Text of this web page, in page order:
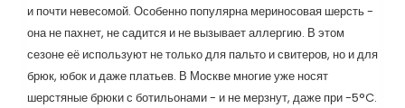
и почти невесомой. Особенно популярна мериносовая шерсть -
она не пахнет, не садится и не вызывает аллергию. В этом
сезоне её используют не только для пальто и свитеров, но и для
брюк, юбок и даже платьев. В Москве многие уже носят
шерстяные брюки с ботильонами - и не мерзнут, даже при -5°C.